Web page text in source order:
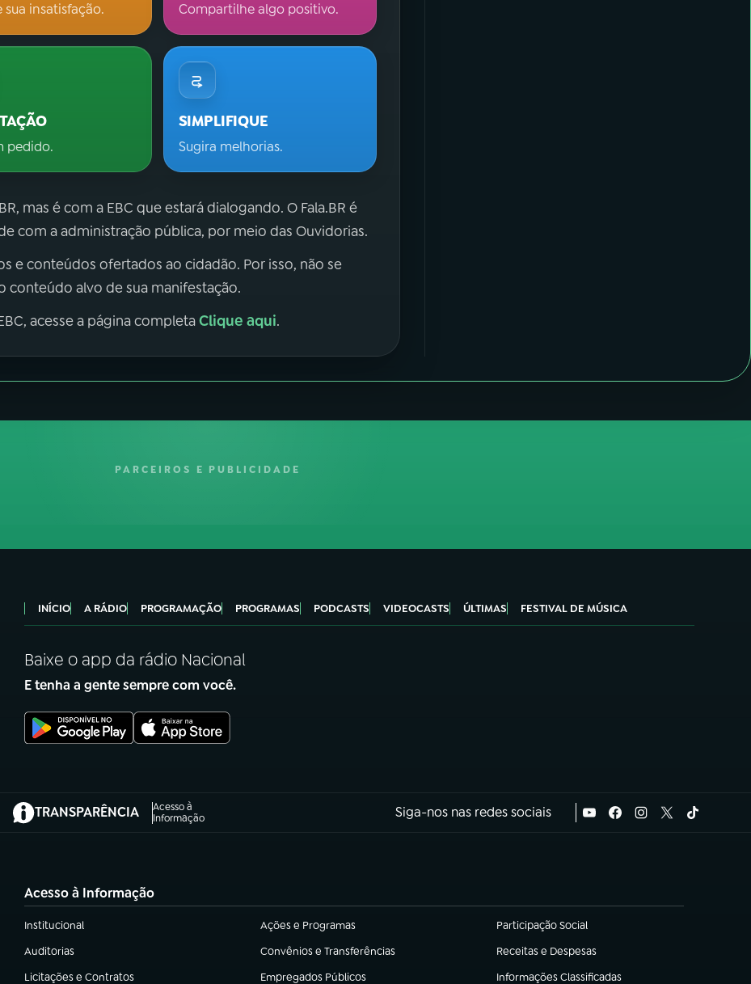
sua insatisfação. Compartilhe algo positivo.
pedido.
SIMPLIFIQUE
Sugira melhorias.
mas é com a EBC que estará dialogando. O Fala.BR é
com a administração pública, por meio das Ouvidorias.
e conteúdos ofertados ao cidadão. Por isso, não se
conteúdo alvo de sua manifestação.
acesse a página completaClique aqui.
PARCEIROS E PUBLICIDADE
INÍCIO A RÁDIO PROGRAMAÇÃO PROGRAMAS PODCASTS VIDEOCASTS ÚLTIMAS FESTIVAL DE MÚSICA
Baixe o app da rádio Nacional
E tenha a gente sempre com você.
TRANSPARÊNCIA
Acesso à
Informação
(abre em nova aba) Siga-nos nas redes sociais
Acesso à Informação
Institucional
(abre em nova aba) Ações e Programas
(abre em nova aba) Participação Social
(abre em nova aba)
Auditorias
(abre em nova aba) Convênios e Transferências
(abre em nova aba) Receitas e Despesas
(abre em nova aba)
Licitações e Contratos
Empregados Públicos Informações Classificadas